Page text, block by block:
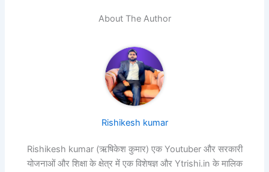
About The Author
Rishikesh kumar
Rishikesh kumar (ऋषिकेश कुमार) एक Youtuber और सरकारी
योजनाओं और शिक्षा के क्षेत्र में एक विशेषज्ञ और Ytrishi.in के मालिक